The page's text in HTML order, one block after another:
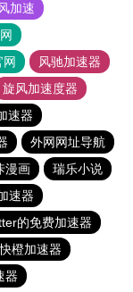
加速
网
风驰加速器
旋风加速度器
速器
外网网址导航
漫画
瑞乐小说
速器
的免费加速器
快橙加速器
器